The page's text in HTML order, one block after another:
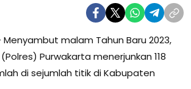
Menyambut malam Tahun Baru 2023,
Purwakarta menerjunkan 118
di sejumlah titik di Kabupaten